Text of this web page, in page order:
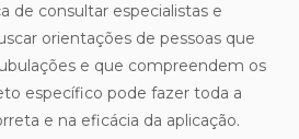
de consultar especialistas e
orientações de pessoas que
e que compreendem os
específico pode fazer toda a
e na eficácia da aplicação.